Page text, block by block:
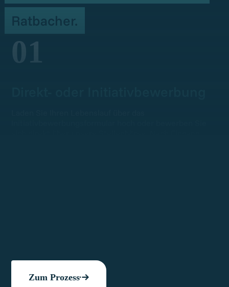
Ratbacher.
01
Zum Prozess